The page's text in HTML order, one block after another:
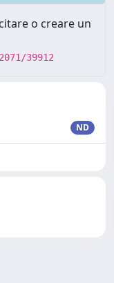
o creare un
39912
ND